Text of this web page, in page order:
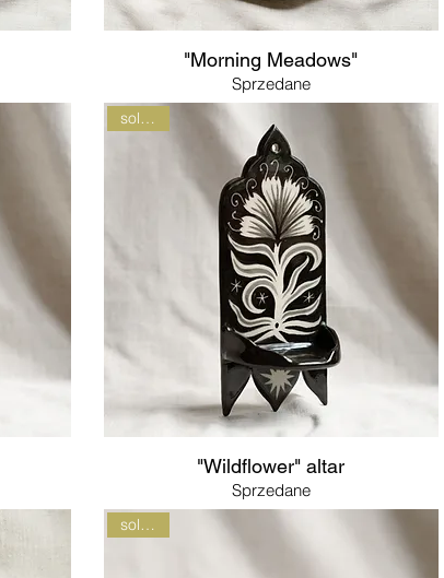
"Morning Meadows"
Sprzedane
sold out
"Wildflower" altar
Sprzedane
sold out